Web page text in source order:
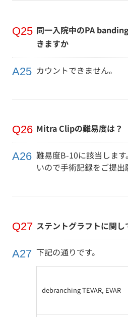
同一入院中のPA
きますか
カウントできません。
Mitra Clipの難易度は？
難易度B-10に該当しま
いので手術記録をご提出
ステントグラフトに関し
下記の通りです。
debranching TEVAR, EVAR